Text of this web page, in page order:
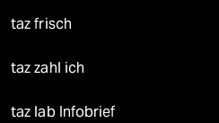
taz frisch
taz zahl ich
taz lab Infobrief